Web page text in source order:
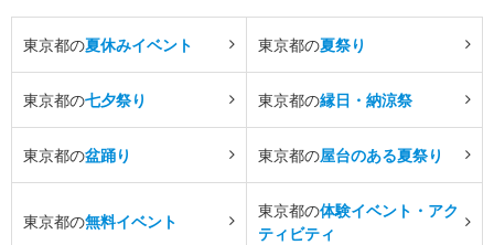
東京都の夏休みイベント 東京都の夏祭り
東京都の七夕祭り 東京都の縁日・納涼祭
東京都の盆踊り 東京都の屋台のある夏祭り
東京都の無料イベント
東京都の体験イベント・アク
ティビティ